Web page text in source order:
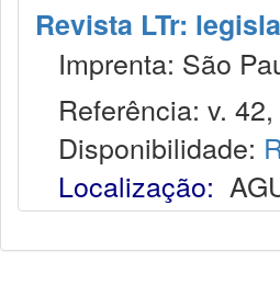
Revista LTr:
Imprenta: São
Referência: v.
Disponibilidade:
Localização: